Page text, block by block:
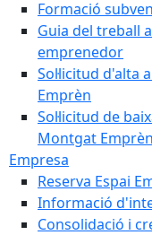
Formació
Guia del treball
emprenedor
Sol·licitud d'alta
Emprèn
Sol·licitud de
Montgat Emprèn
Empresa
Reserva Espai
Informació
Consolidació i